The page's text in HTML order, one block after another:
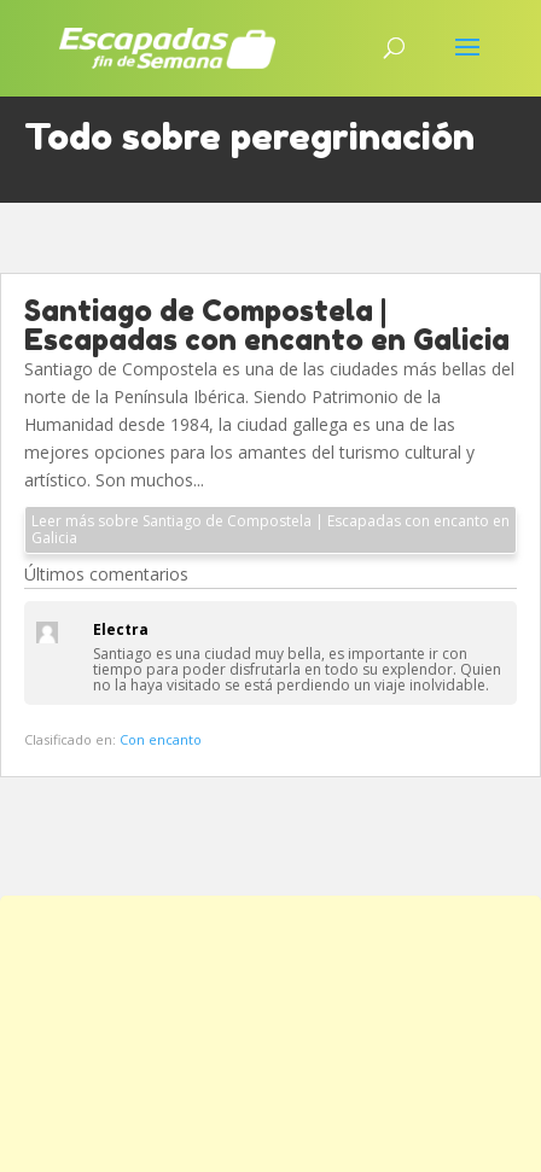
Todo sobre peregrinación
Santiago de Compostela |
Escapadas con encanto en Galicia
Santiago de Compostela es una de las ciudades más bellas del
norte de la Península Ibérica. Siendo Patrimonio de la
Humanidad desde 1984, la ciudad gallega es una de las
mejores opciones para los amantes del turismo cultural y
artístico. Son muchos...
Leer más sobre Santiago de Compostela | Escapadas con encanto en
Galicia
Últimos comentarios
Electra
Santiago es una ciudad muy bella, es importante ir con
tiempo para poder disfrutarla en todo su explendor. Quien
no la haya visitado se está perdiendo un viaje inolvidable.
Clasificado en: Con encanto